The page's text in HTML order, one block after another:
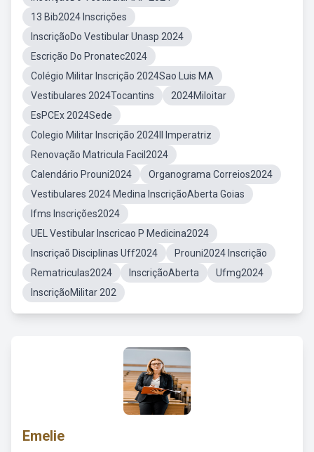
13 Bib2024 Inscrições
InscriçãoDo Vestibular Unasp 2024
Escrição Do Pronatec2024
Colégio Militar Inscrição 2024Sao Luis MA
Vestibulares 2024Tocantins
2024Miloitar
EsPCEx 2024Sede
Colegio Militar Inscrição 2024II Imperatriz
Renovação Matricula Facil2024
Calendário Prouni2024
Organograma Correios2024
Vestibulares 2024 Medina InscriçãoAberta Goias
Ifms Inscrições2024
UEL Vestibular Inscricao P Medicina2024
Inscriçaõ Disciplinas Uff2024
Prouni2024 Inscrição
Rematriculas2024
InscriçãoAberta
Ufmg2024
InscriçãoMilitar 202
Emelie